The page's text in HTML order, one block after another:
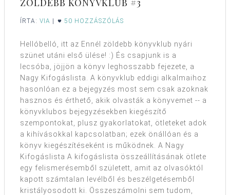
ÍRTA: VIA | 50 HOZZÁSZÓLÁS
Hellóbelló, itt az Ennél zöldebb könyvklub nyári
szünet utáni első ülése! :) És csapjunk is a
lecsóba, jöjjön a könyv leghosszabb fejezete, a
Nagy Kifogáslista. A könyvklub eddigi alkalmaihoz
hasonlóan ez a bejegyzés most sem csak azoknak
hasznos és érthető, akik olvasták a könyvemet -- a
könyvklubos bejegyzésekben kiegészítő
szempontokat, plusz gyakorlatokat, ötleteket adok
a kihívásokkal kapcsolatban; ezek önállóan és a
könyv kiegészítéseként is működnek. A Nagy
Kifogáslista A kifogáslista összeállításának ötlete
egy felismerésemből született, amit az olvasóktól
kapott számtalan levélből és beszélgetésemből
kristályosodott ki. Összeszámolni sem tudom,